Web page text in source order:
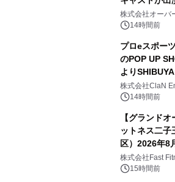
株式会社オーバ
14時間前
プロeスポー
のPOP UP
より
開催決定！！
株式会社ClaN
14時間前
【グランド
ットネス二子
区）2026年8
中無休のフィ
株式会社Fast
15時間前